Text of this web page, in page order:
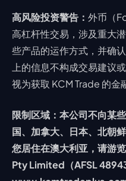
高风险投资警告： 外币（
高杠杆性交易，涉及重大
些产品的运作方式，并确
上的信息不构成交易建议
视为获取 KCM Trade 的金
限制区域：本公司不向某
国、加拿大、日本、北朝
您居住在澳大利亚，请游
Pty Limited（AFSL